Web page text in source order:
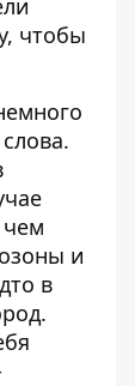
чтобы
чем
и
в